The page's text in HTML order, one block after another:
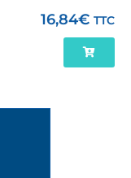
16,84€ TTC